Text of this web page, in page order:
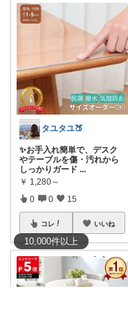
10,000件以上
タユタユ🍑
✨お手入れ簡単で、デスク
やテーブルを傷・汚れから
しっかりガード ...
￥ 1,280～
0 0 15
コレ いいね